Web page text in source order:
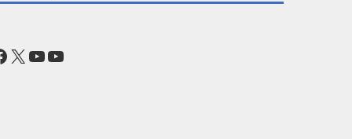
X YouTube
YouTube